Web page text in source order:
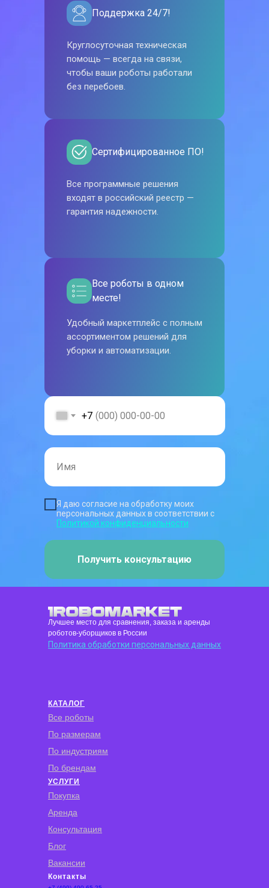
Поддержка 24/7!
Круглосуточная техническая
помощь — всегда на связи,
чтобы ваши роботы работали
без перебоев.
Сертифицированное ПО!
Все программные решения
входят в российский реестр —
гарантия надежности.
Все роботы в одном
месте!
Удобный маркетплейс с полным
ассортиментом решений для
уборки и автоматизации.
+7
Я даю согласие на обработку моих
персональных данных в соответствии с
Политикой конфиденциальности
Получить консультацию
Лучшее место для сравнения, заказа и аренды
роботов-уборщиков в России
Политика обработки персональных данных
КАТАЛОГ
Все роботы
По размерам
По индустриям
По брендам
УСЛУГИ
Покупка
Аренда
Консультация
Блог
Вакансии
Контакты